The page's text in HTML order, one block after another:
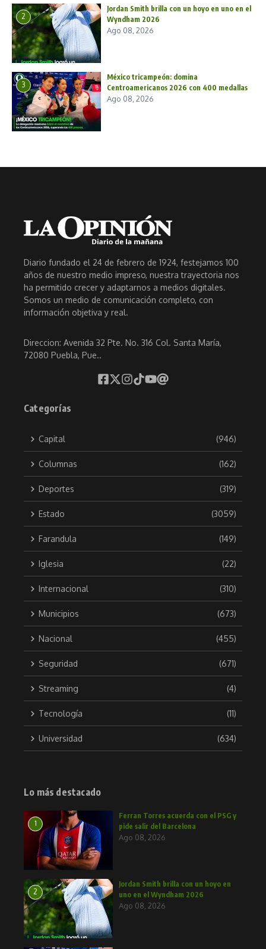
2
Jordan Smith brilla con un hoyo en uno en el
Wyndham 2026
Ago 08, 2026
3
México tricampeón: domina
Centroamericanos 2026 con 400 medallas
Ago 08, 2026
Diario fundado el 24 de febrero de 1924, festejamos 100
años de nuestro medio impreso, nuestra trayectoria nos
ha permitido crecer y adaptarnos a medios digitales.
Somos un medio de comunicación completo, con
información objetiva y real.
Direccion: Avenida 32 Pte. No. 316 Col. Santa María,
72080 Puebla, Pue..
Categorías
Capital (946)
Columnas (162)
Deportes (319)
Estado (3059)
Farandula (149)
Iglesia (22)
Internacional (310)
Municipios (673)
Nacional (455)
Seguridad (671)
Streaming (4)
Tecnología (11)
Universidad (634)
Lo más destacado
1
Ferran Torres acuerda con el PSG y
pide salir del Barcelona
Ago 08, 2026
2
Jordan Smith brilla con un hoyo en
uno en el Wyndham 2026
Ago 08, 2026